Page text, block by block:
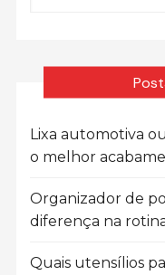
Lixa automotiva
o melhor
Organizador de
diferença na
Quais utensílios